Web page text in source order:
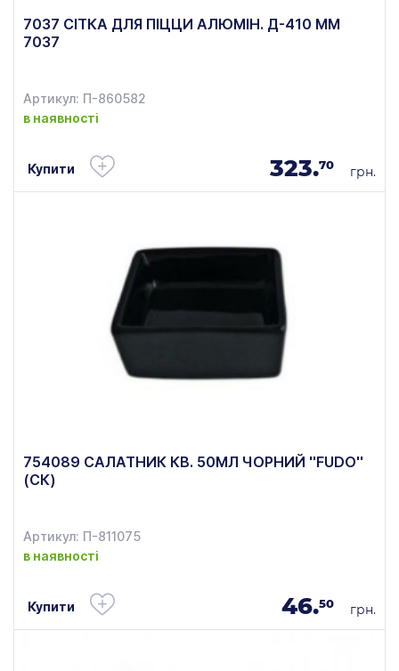
7037 СІТКА ДЛЯ ПІЦЦИ АЛЮМІН. Д-410 ММ
7037
Артикул: П-860582
в наявності
Купити 323.70 грн.
754089 САЛАТНИК КВ. 50МЛ ЧОРНИЙ ''FUDO''
(СК)
Артикул: П-811075
в наявності
Купити 46.50 грн.